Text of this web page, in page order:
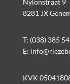
Nylonstraat 9
8281 JX
T: (038) 385
E:
KVK